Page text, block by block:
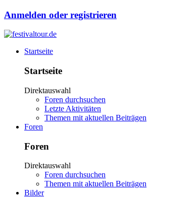
Anmelden oder registrieren
Startseite
Startseite
Direktauswahl
Foren durchsuchen
Letzte Aktivitäten
Themen mit aktuellen Beiträgen
Foren
Foren
Direktauswahl
Foren durchsuchen
Themen mit aktuellen Beiträgen
Bilder